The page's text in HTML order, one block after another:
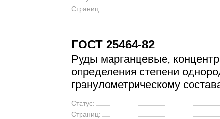
Страниц:
ГОСТ 25464-82
Руды марганцевые,
определения степени
гранулометрическому
Статус:
Страниц: